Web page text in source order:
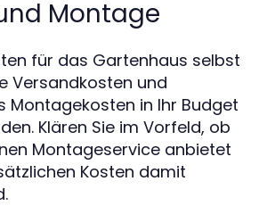
Montage
für das Gartenhaus selbst
Versandkosten und
Montagekosten in Ihr Budget
Klären Sie im Vorfeld, ob
Montageservice anbietet
Kosten damit